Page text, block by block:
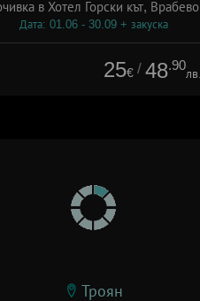
в Хотел Горски кът, Врабево
Дата: 01.06 - 30.09 + закуска
25€ / 48.90
лв.
Троян